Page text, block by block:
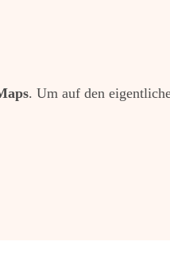
. Um auf den